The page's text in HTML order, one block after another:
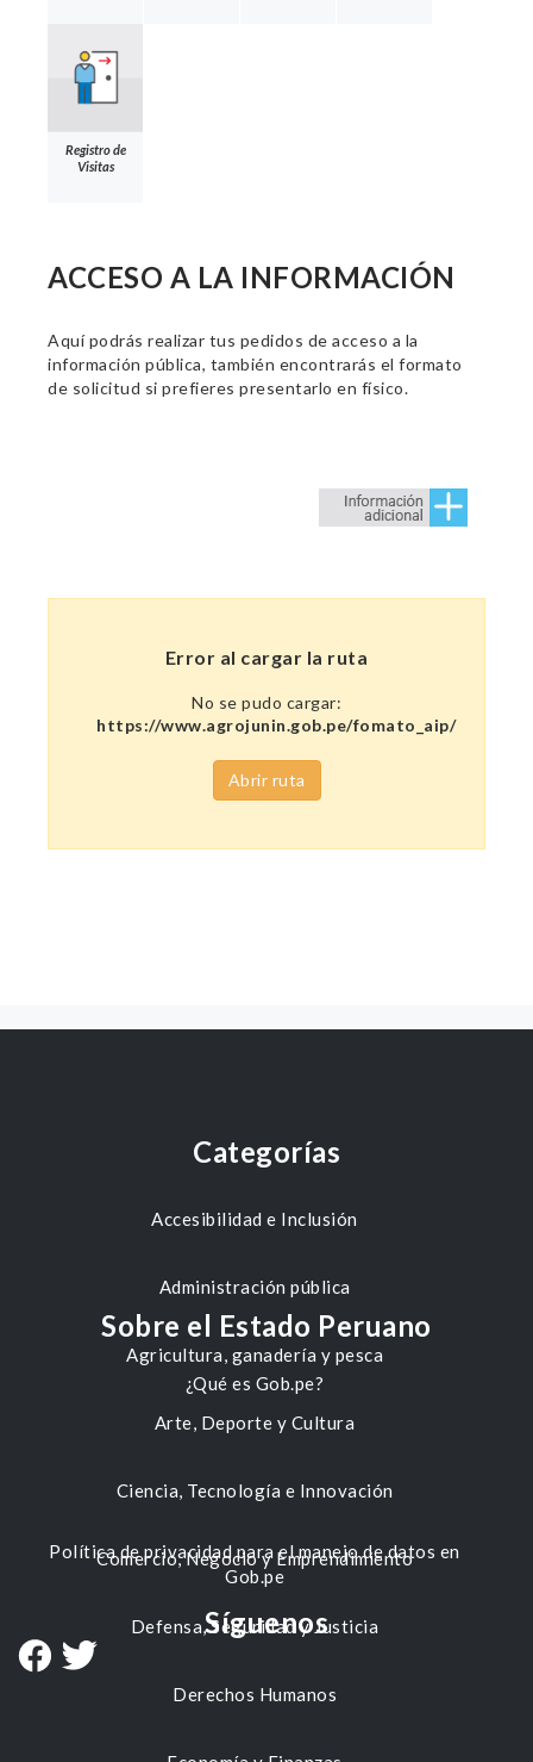
Registro de
Visitas
ACCESO A LA INFORMACIÓN
Aquí podrás realizar tus pedidos de acceso a la
información pública, también encontrarás el formato
de solicitud si prefieres presentarlo en físico.
Error al cargar la ruta
No se pudo cargar:
https://www.agrojunin.gob.pe/fomato_aip/
Abrir ruta
Categorías
Accesibilidad e Inclusión
Administración pública
Agricultura, ganadería y pesca
Arte, Deporte y Cultura
Ciencia, Tecnología e Innovación
Comercio, Negocio y Emprendimiento
Defensa, Seguridad y Justicia
Derechos Humanos
Sobre el Estado Peruano
¿Qué es Gob.pe?
Política de privacidad para el manejo de datos en
Gob.pe
Síguenos